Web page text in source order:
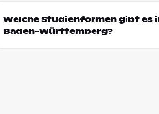
Welche Studienformen gibt es
Baden-Württemberg?